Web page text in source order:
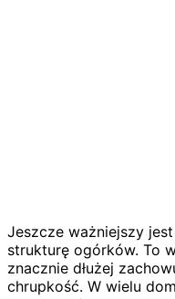
Jeszcze ważniejszy
strukturę ogórków. To
znacznie dłużej
chrupkość. W wielu